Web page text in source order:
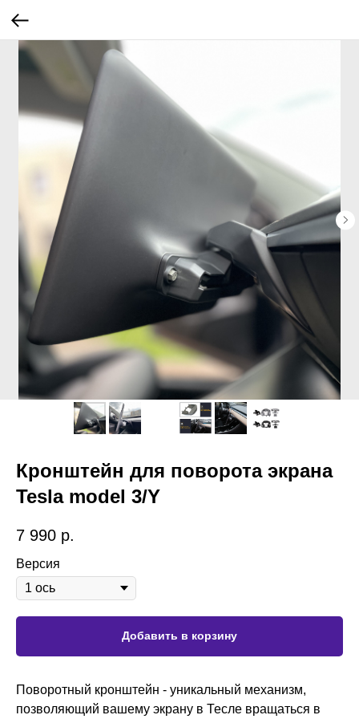
Кронштейн для поворота экрана
Tesla model 3/Y
7 990 р.
Версия
Добавить в корзину
Поворотный кронштейн - уникальный механизм,
позволяющий вашему экрану в Тесле вращаться в